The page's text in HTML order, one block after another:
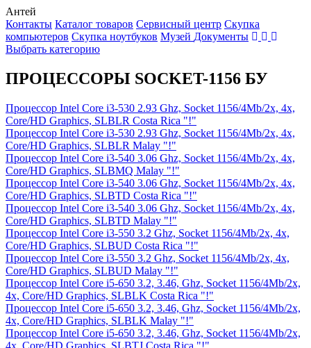
Антей
Контакты Каталог товаров Сервисный центр Cкупка
компьютеров Cкупка ноутбуков Музей Документы
Выбрать категорию
ПРОЦЕССОРЫ SOCKET-1156 БУ
Процессор Intel Core i3-530 2.93 Ghz, Socket 1156/4Mb/2x, 4x,
Core/HD Graphics, SLBLR Costa Rica "!"
Процессор Intel Core i3-530 2.93 Ghz, Socket 1156/4Mb/2x, 4x,
Core/HD Graphics, SLBLR Malay "!"
Процессор Intel Core i3-540 3.06 Ghz, Socket 1156/4Mb/2x, 4x,
Core/HD Graphics, SLBMQ Malay "!"
Процессор Intel Core i3-540 3.06 Ghz, Socket 1156/4Mb/2x, 4x,
Core/HD Graphics, SLBTD Costa Rica "!"
Процессор Intel Core i3-540 3.06 Ghz, Socket 1156/4Mb/2x, 4x,
Core/HD Graphics, SLBTD Malay "!"
Процессор Intel Core i3-550 3.2 Ghz, Socket 1156/4Mb/2x, 4x,
Core/HD Graphics, SLBUD Costa Rica "!"
Процессор Intel Core i3-550 3.2 Ghz, Socket 1156/4Mb/2x, 4x,
Core/HD Graphics, SLBUD Malay "!"
Процессор Intel Core i5-650 3.2, 3.46, Ghz, Socket 1156/4Mb/2x,
4x, Core/HD Graphics, SLBLK Costa Rica "!"
Процессор Intel Core i5-650 3.2, 3.46, Ghz, Socket 1156/4Mb/2x,
4x, Core/HD Graphics, SLBLK Malay "!"
Процессор Intel Core i5-650 3.2, 3.46, Ghz, Socket 1156/4Mb/2x,
4x, Core/HD Graphics, SLBTJ Costa Rica "!"